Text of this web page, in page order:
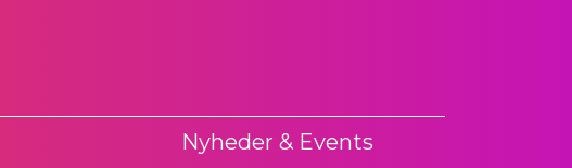
Nyheder & Events